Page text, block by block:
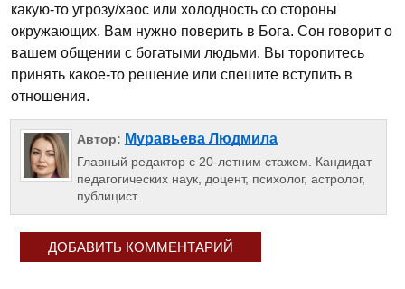
какую-то угрозу/хаос или холодность со стороны
окружающих. Вам нужно поверить в Бога. Сон говорит о
вашем общении с богатыми людьми. Вы торопитесь
принять какое-то решение или спешите вступить в
отношения.
Автор: Муравьева Людмила
Главный редактор с 20-летним стажем. Кандидат
педагогических наук, доцент, психолог, астролог,
публицист.
ДОБАВИТЬ КОММЕНТАРИЙ